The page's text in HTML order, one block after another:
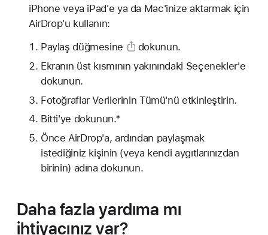
iPhone veya iPad'e ya da Mac'inize aktarmak için
AirDrop'u kullanın:
Paylaş düğmesine
dokunun.
Ekranın üst kısmının yakınındaki Seçenekler'e
dokunun.
Fotoğraflar Verilerinin Tümü'nü etkinleştirin.
Bitti'ye dokunun.*
Önce AirDrop'a, ardından paylaşmak
istediğiniz kişinin (veya kendi aygıtlarınızdan
birinin) adına dokunun.
Daha fazla yardıma mı
ihtiyacınız var?